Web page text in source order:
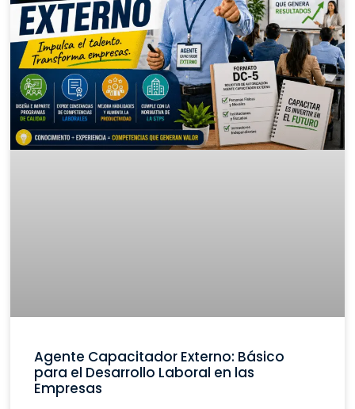
Agente Capacitador Externo: Básico
para el Desarrollo Laboral en las
Empresas